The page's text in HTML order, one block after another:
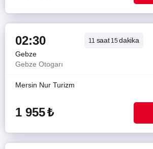
02:30 11 saat15dakika
Gebze
Gebze Otogarı
Mersin Nur Turizm
1 955₺